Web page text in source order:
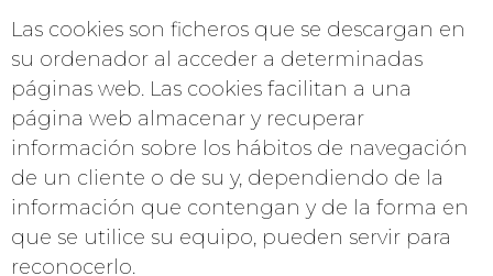
Las cookies son ficheros que se descargan en
su ordenador al acceder a determinadas
páginas web. Las cookies facilitan a una
página web almacenar y recuperar
información sobre los hábitos de navegación
de un cliente o de su y, dependiendo de la
información que contengan y de la forma en
que se utilice su equipo, pueden servir para
reconocerlo.